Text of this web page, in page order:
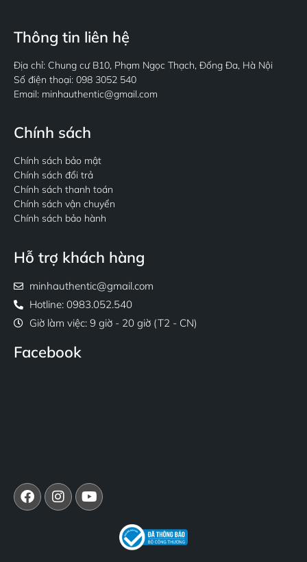
Thông tin liên hệ
Địa chỉ: Chung cư B10, Phạm Ngọc Thạch, Đống Đa, Hà Nội
Số điện thoại: 098 3052 540
Email: minhauthentic@gmail.com
Chính sách
Chính sách bảo mật
Chính sách đổi trả
Chính sách thanh toán
Chính sách vận chuyển
Chính sách bảo hành
Hỗ trợ khách hàng
minhauthentic@gmail.com
Hotline: 0983.052.540
Giờ làm việc: 9 giờ - 20 giờ (T2 - CN)
Facebook